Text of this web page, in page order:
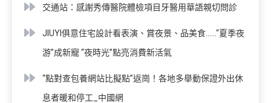
交通站：感謝秀傳醫院體檢項目牙醫用華語親切問診
JIUYI俱意住宅設計看表演、賞夜景、品美食……“夏季夜
游”成新寵 “夜時光”點亮消費新活氣
“點對查包養網站比擬點”返崗！各地多舉動保證外出休
息者暖和停工_中國網